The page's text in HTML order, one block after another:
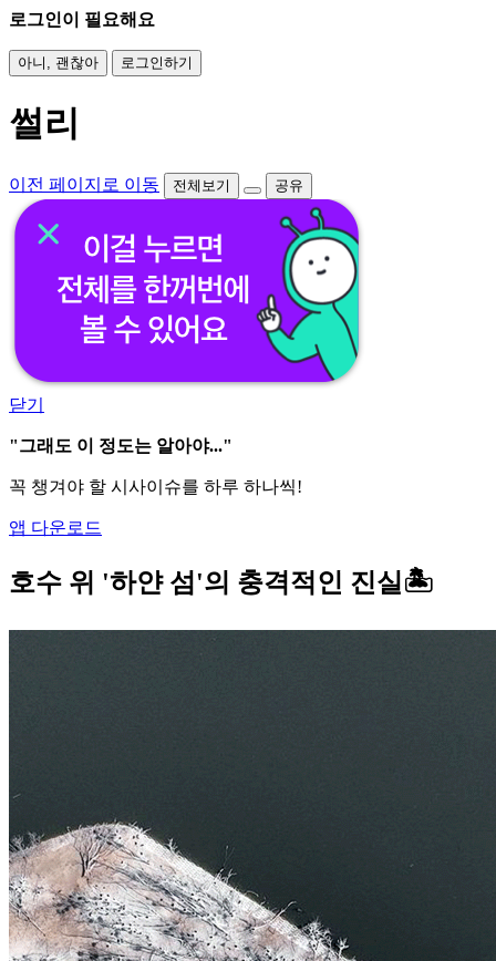
로그인이 필요해요
아니, 괜찮아 로그인하기
썰리
이전 페이지로 이동 전체보기 공유
닫기
"그래도 이 정도는 알아야..."
꼭 챙겨야 할 시사이슈를 하루 하나씩!
앱 다운로드
호수 위 '하얀 섬'의 충격적인 진실🏝️